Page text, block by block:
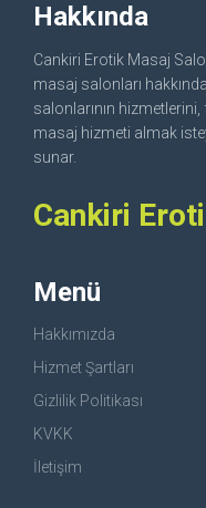
Hakkında
Cankiri Erotik Masaj
masaj salonları
salonlarının hizmetlerini,
masaj hizmeti almak
sunar.
Cankiri
Menü
Hakkımızda
Hizmet Şartları
Gizlilik Politikası
KVKK
İletişim